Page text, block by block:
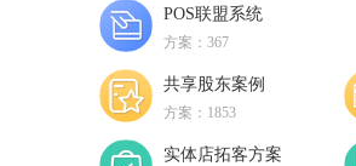
POS联盟系统
方案：367
共享股东案例
方案：1853
实体店拓客方案